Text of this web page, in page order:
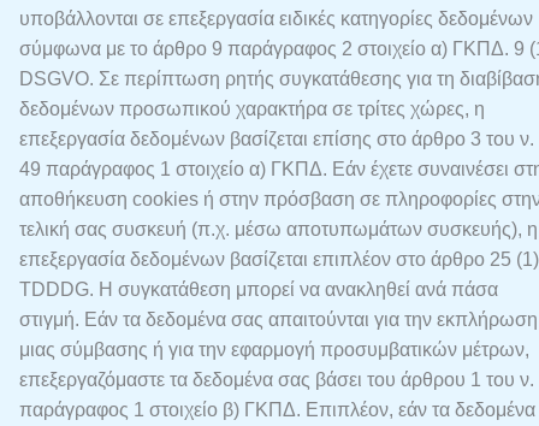
υποβάλλονται σε επεξεργασία ειδικές κατηγορίες δεδομένων
σύμφωνα με το άρθρο 9 παράγραφος 2 στοιχείο α) ΓΚΠΔ. 9
DSGVO. Σε περίπτωση ρητής συγκατάθεσης για τη
δεδομένων προσωπικού χαρακτήρα σε τρίτες χώρες, η
επεξεργασία δεδομένων βασίζεται επίσης στο άρθρο 3 του ν.
49 παράγραφος 1 στοιχείο α) ΓΚΠΔ. Εάν έχετε συναινέσει
αποθήκευση cookies ή στην πρόσβαση σε πληροφορίες
τελική σας συσκευή (π.χ. μέσω αποτυπωμάτων συσκευής), η
επεξεργασία δεδομένων βασίζεται επιπλέον στο άρθρο 25 (1)
TDDDG. Η συγκατάθεση μπορεί να ανακληθεί ανά πάσα
στιγμή. Εάν τα δεδομένα σας απαιτούνται για την εκπλήρωση
μιας σύμβασης ή για την εφαρμογή προσυμβατικών μέτρων,
επεξεργαζόμαστε τα δεδομένα σας βάσει του άρθρου 1 του ν.
παράγραφος 1 στοιχείο β) ΓΚΠΔ. Επιπλέον, εάν τα δεδομένα